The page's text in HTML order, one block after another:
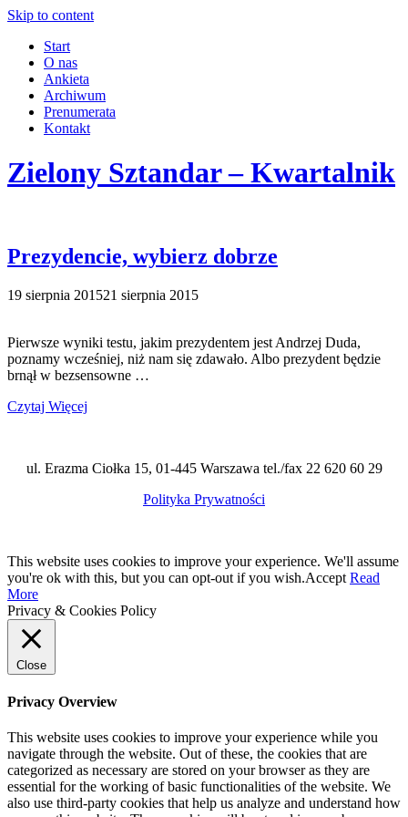
Skip to content
Start
O nas
Ankieta
Archiwum
Prenumerata
Kontakt
Zielony Sztandar – Kwartalnik
Prezydencie, wybierz dobrze
19 sierpnia 201521 sierpnia 2015
Pierwsze wyniki testu, jakim prezydentem jest Andrzej Duda,
poznamy wcześniej, niż nam się zdawało. Albo prezydent będzie
brnął w bezsensowne …
Czytaj Więcej
ul. Erazma Ciołka 15, 01-445 Warszawa tel./fax 22 620 60 29
Polityka Prywatności
This website uses cookies to improve your experience. We'll assume
you're ok with this, but you can opt-out if you wish.Accept Read
More
Privacy & Cookies Policy
Close
Privacy Overview
This website uses cookies to improve your experience while you
navigate through the website. Out of these, the cookies that are
categorized as necessary are stored on your browser as they are
essential for the working of basic functionalities of the website. We
also use third-party cookies that help us analyze and understand how